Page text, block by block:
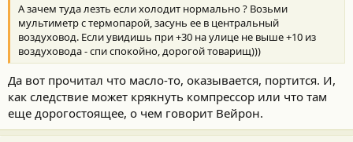
Как-то так примерно...
А зачем туда лезть если холодит нормально ? Возьми
мультиметр с термопарой, засунь ее в центральный
воздуховод. Если увидишь при +30 на улице не выше +10 из
воздуховода - спи спокойно, дорогой товарищ)))
Да вот прочитал что масло-то, оказывается, портится. И,
как следствие может крякнуть компрессор или что там
еще дорогостоящее, о чем говорит Вейрон.